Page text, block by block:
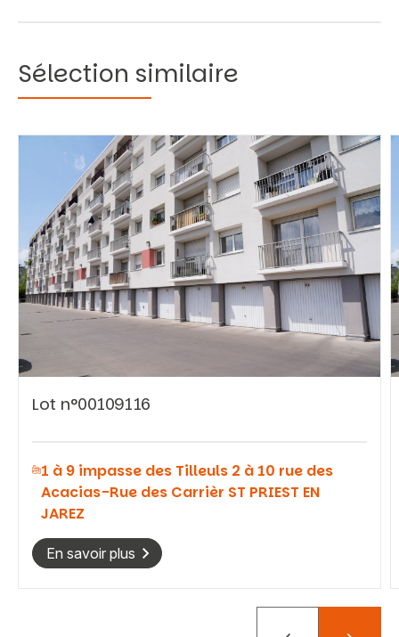
Rechercher
Sélection similaire
Lot n°00109116
1 à 9 impasse des Tilleuls 2 à 10 rue des
Acacias-Rue des Carrièr ST PRIEST EN
JAREZ
En savoir plus